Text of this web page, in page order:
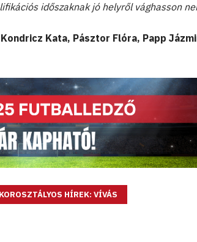
időszaknak jó helyről vághasson
Kata, Pásztor Flóra, Papp
HÍREK: VÍVÁS